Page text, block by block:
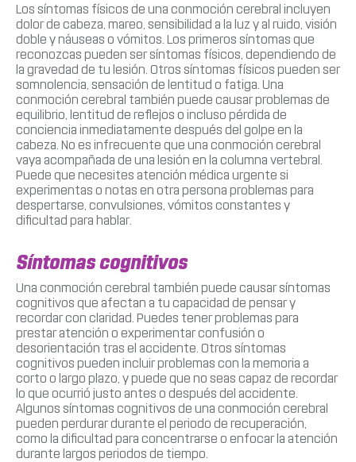
Los síntomas físicos de una conmoción cerebral incluyen
dolor de cabeza, mareo, sensibilidad a la luz y al ruido, visión
doble y náuseas o vómitos. Los primeros síntomas que
reconozcas pueden ser síntomas físicos, dependiendo de
la gravedad de tu lesión. Otros síntomas físicos pueden ser
somnolencia, sensación de lentitud o fatiga. Una
conmoción cerebral también puede causar problemas de
equilibrio, lentitud de reflejos o incluso pérdida de
conciencia inmediatamente después del golpe en la
cabeza. No es infrecuente que una conmoción cerebral
vaya acompañada de una lesión en la columna vertebral.
Puede que necesites atención médica urgente si
experimentas o notas en otra persona problemas para
despertarse, convulsiones, vómitos constantes y
dificultad para hablar.
Síntomas cognitivos
Una conmoción cerebral también puede causar síntomas
cognitivos que afectan a tu capacidad de pensar y
recordar con claridad. Puedes tener problemas para
prestar atención o experimentar confusión o
desorientación tras el accidente. Otros síntomas
cognitivos pueden incluir problemas con la memoria a
corto o largo plazo, y puede que no seas capaz de recordar
lo que ocurrió justo antes o después del accidente.
Algunos síntomas cognitivos de una conmoción cerebral
pueden perdurar durante el periodo de recuperación,
como la dificultad para concentrarse o enfocar la atención
durante largos periodos de tiempo.